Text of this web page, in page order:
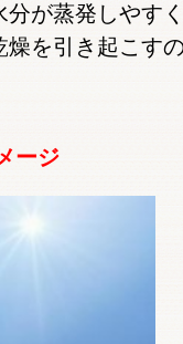
が蒸発しやす
を引き起こす
ージ